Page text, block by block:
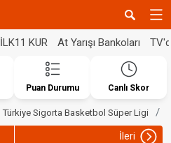
İLK11 KUR At Yarışı Bankoları
Puan Durumu Canlı Skor
Türkiye Sigorta Basketbol Süper Ligi
İleri